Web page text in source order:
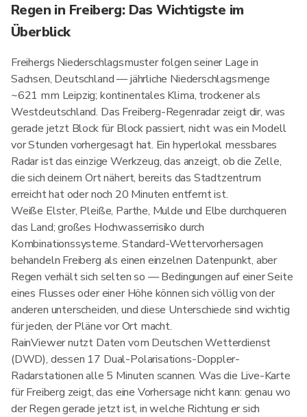
Regen in Freiberg: Das Wichtigste im
Überblick
Freihergs Niederschlagsmuster folgen seiner Lage in
Sachsen, Deutschland — jährliche Niederschlagsmenge
~621 mm Leipzig; kontinentales Klima, trockener als
Westdeutschland. Das Freiberg-Regenradar zeigt dir, was
gerade jetzt Block für Block passiert, nicht was ein Modell
vor Stunden vorhergesagt hat. Ein hyperlokal messbares
Radar ist das einzige Werkzeug, das anzeigt, ob die Zelle,
die sich deinem Ort nähert, bereits das Stadtzentrum
erreicht hat oder noch 20 Minuten entfernt ist.
Weiße Elster, Pleiße, Parthe, Mulde und Elbe durchqueren
das Land; großes Hochwasserrisiko durch
Kombinationssysteme. Standard-Wettervorhersagen
behandeln Freiberg als einen einzelnen Datenpunkt, aber
Regen verhält sich selten so — Bedingungen auf einer Seite
eines Flusses oder einer Höhe können sich völlig von der
anderen unterscheiden, und diese Unterschiede sind wichtig
für jeden, der Pläne vor Ort macht.
RainViewer nutzt Daten vom Deutschen Wetterdienst
(DWD), dessen 17 Dual-Polarisations-Doppler-
Radarstationen alle 5 Minuten scannen. Was die Live-Karte
für Freiberg zeigt, das eine Vorhersage nicht kann: genau wo
der Regen gerade jetzt ist, in welche Richtung er sich